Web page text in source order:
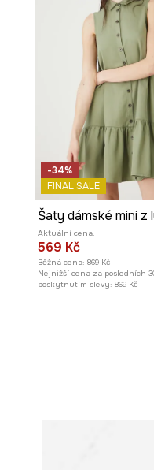
Dvoudílný
různorodé
Rozšířený střih
dynamiku.
Materiál s
pro teplé dny.
Viskózová
pokožku.
Midi délkačiní
-34%
FINAL SALE
Šaty dámské mini z
Aktuální cena:
569 Kč
Běžná cena: 869 Kč
Nejnižší cena za posledních
poskytnutím slevy: 869 Kč